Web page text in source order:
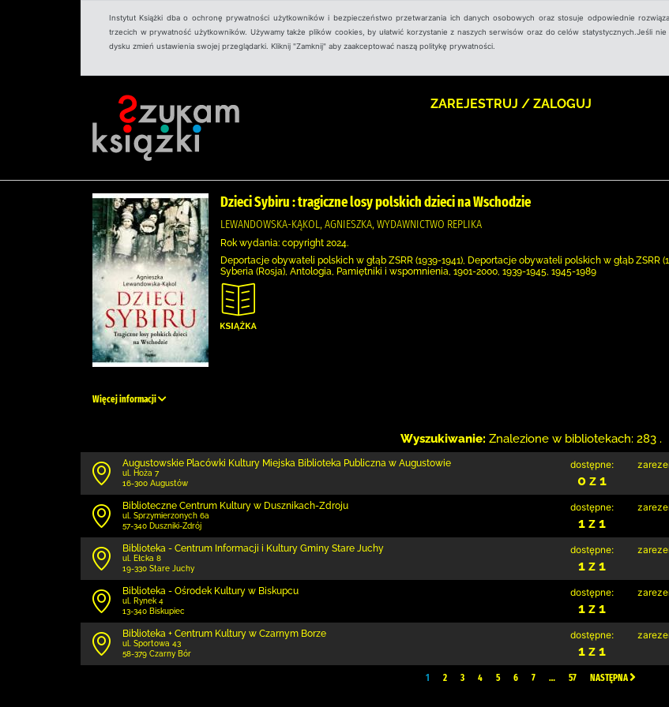
Instytut Książki dba o ochronę prywatności użytkowników i bezpieczeństwo przetwarzania ich danych osobowych oraz stosuje odpowiednie
trzecich w prywatność użytkowników. Używamy także plików cookies, by ułatwić korzystanie z naszych serwisów oraz do celów statystycznych.Jeśli
dysku zmień ustawienia swojej przeglądarki. Kliknij "Zamknij" aby zaakceptować naszą politykę prywatności.
ZAREJESTRUJ / ZALOGUJ
Dzieci Sybiru : tragiczne losy polskich dzieci na Wschodzie
LEWANDOWSKA-KĄKOL, AGNIESZKA, WYDAWNICTWO REPLIKA
Rok wydania: copyright 2024.
Deportacje obywateli polskich w głąb ZSRR (1939-1941), Deportacje obywateli polskich w głąb ZSRR
Syberia (Rosja), Antologia, Pamiętniki i wspomnienia, 1901-2000, 1939-1945, 1945-1989
Więcej informacji
Wyszukiwanie: Znalezione w bibliotekach: 283 .
Augustowskie Placówki Kultury Miejska Biblioteka Publiczna w Augustowie
ul. Hoża 7
16-300 Augustów
dostępne:
0 z 1
Biblioteczne Centrum Kultury w Dusznikach-Zdroju
ul. Sprzymierzonych 6a
57-340 Duszniki-Zdrój
dostępne:
1 z 1
Biblioteka - Centrum Informacji i Kultury Gminy Stare Juchy
ul. Ełcka 8
19-330 Stare Juchy
dostępne:
1 z 1
Biblioteka - Ośrodek Kultury w Biskupcu
ul. Rynek 4
13-340 Biskupiec
dostępne:
1 z 1
Biblioteka + Centrum Kultury w Czarnym Borze
ul. Sportowa 43
58-379 Czarny Bór
dostępne:
1 z 1
1 2 3 4 5 6 7 … 57 NASTĘPNA